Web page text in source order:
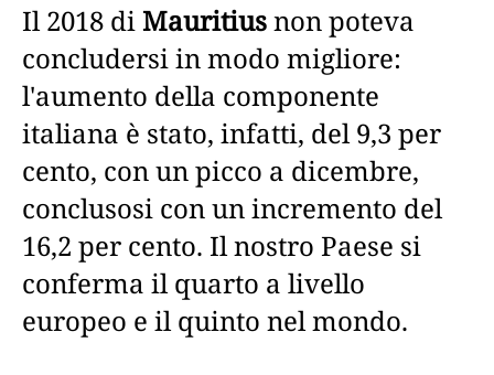
Il 2018 diMauritiusnon poteva
concludersi in modo migliore:
l'aumento della componente
italiana è stato, infatti, del 9,3 per
cento, con un picco a dicembre,
conclusosi con un incremento del
16,2 per cento. Il nostro Paese si
conferma il quarto a livello
europeo e il quinto nel mondo.